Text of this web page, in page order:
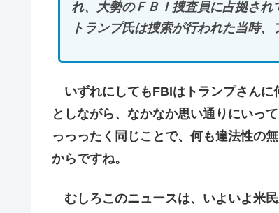
れ、大勢のＦＢＩ捜査員に占拠され
トランプ氏は捜索が行われた当時、
いずれにしてもFBIはトランプさんに
としながら、なかなか思い通りにいっ
っっったく同じことで、何も違法性の
からですね。
むしろこのニュースは、いよいよ米